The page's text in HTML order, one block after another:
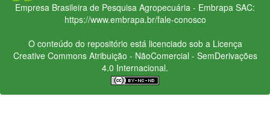
Empresa Brasileira de Pesquisa Agropecuária - Embrapa SAC:
https://www.embrapa.br/fale-conosco
O conteúdo do repositório está licenciado sob a Licença
Creative CommonsAtribuição - NãoComercial - SemDerivações
4.0 Internacional.